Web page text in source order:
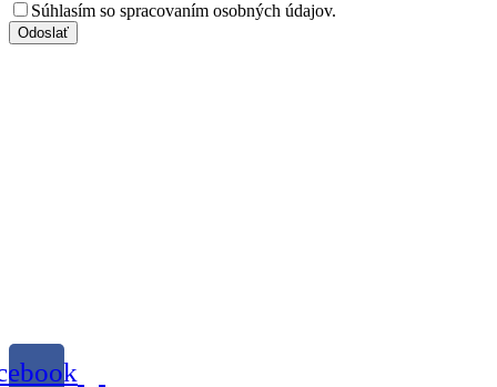
Súhlasím so spracovaním osobných údajov.
Odoslať